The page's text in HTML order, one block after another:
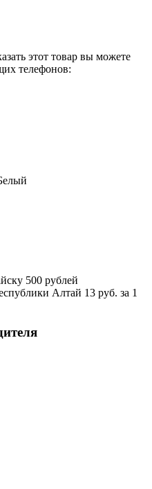
этот товар вы можете
телефонов:
500 рублей
Алтай 13 руб. за 1